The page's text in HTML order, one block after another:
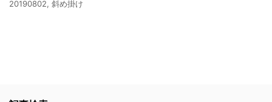
20190802, 斜め掛け